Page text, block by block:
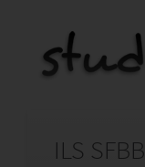
ILS